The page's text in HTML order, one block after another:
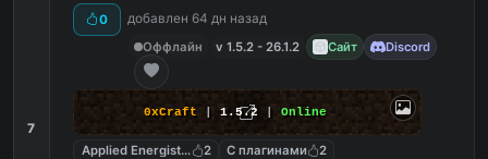
7
0
добавлен 64 дн назад
Оффлайн
v 1.5.2 - 26.1.2 Сайт Discord
0xCraft | 1.5.2 | Online
Applied Energistics 22 С плагинами
2